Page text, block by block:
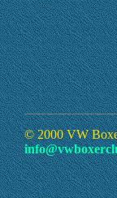
© 2000 VW